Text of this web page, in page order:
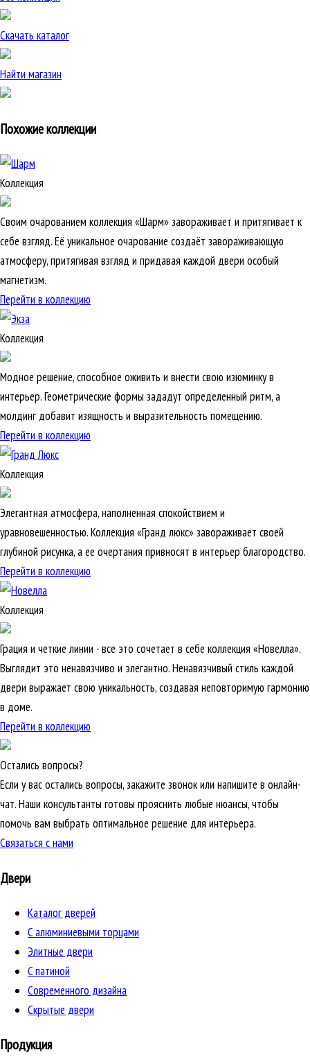
Скачать каталог
Найти магазин
Похожие коллекции
Коллекция
Своим очарованием коллекция «Шарм» завораживает и притягивает к
себе взгляд. Её уникальное очарование создаёт завораживающую
атмосферу, притягивая взгляд и придавая каждой двери особый
магнетизм.
Перейти в коллекцию
Коллекция
Модное решение, способное оживить и внести свою изюминку в
интерьер. Геометрические формы зададут определенный ритм, а
молдинг добавит изящность и выразительность помещению.
Перейти в коллекцию
Коллекция
Элегантная атмосфера, наполненная спокойствием и
уравновешенностью. Коллекция «Гранд люкс» завораживает своей
глубиной рисунка, а ее очертания привносят в интерьер благородство.
Перейти в коллекцию
Коллекция
Грация и четкие линии - все это сочетает в себе коллекция «Новелла».
Выглядит это ненавязчиво и элегантно. Ненавязчивый стиль каждой
двери выражает свою уникальность, создавая неповторимую гармонию
в доме.
Перейти в коллекцию
Остались вопросы?
Если у вас остались вопросы, закажите звонок или напишите в онлайн-
чат. Наши консультанты готовы прояснить любые нюансы, чтобы
помочь вам выбрать оптимальное решение для интерьера.
Связаться с нами
Двери
Каталог дверей
C алюминиевыми торцами
Элитные двери
C патиной
Cовременного дизайна
Скрытые двери
Продукция